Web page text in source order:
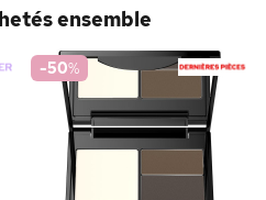
ensemble
-50%